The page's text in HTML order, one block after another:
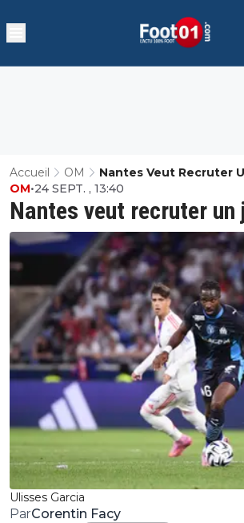
Accueil OM Nantes Veut Recruter
Ulisses Garcia
Nantes veut recruter
OM•24 SEPT. , 13:40
ParCorentin Facy